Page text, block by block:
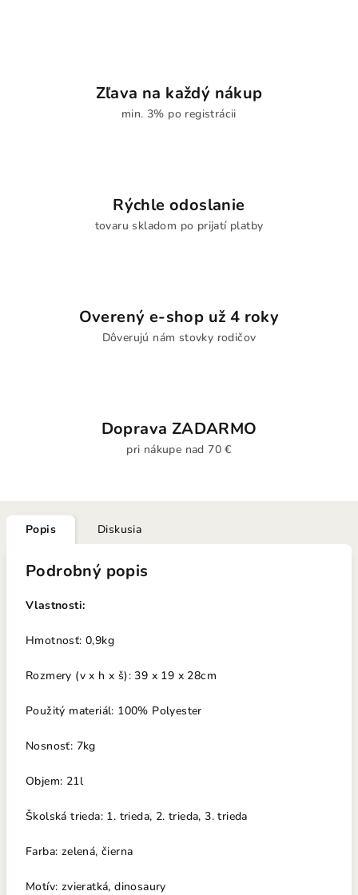
Zľava na každý nákup
min. 3% po registrácii
Rýchle odoslanie
tovaru skladom po prijatí platby
Overený e-shop už 4 roky
Dôverujú nám stovky rodičov
Doprava ZADARMO
pri nákupe nad 70 €
Popis Diskusia
Podrobný popis
Vlastnosti:
Hmotnosť: 0,9kg
Rozmery (v x h x š): 39 x 19 x 28cm
Použitý materiál: 100% Polyester
Nosnosť: 7kg
Objem: 21l
Školská trieda: 1. trieda, 2. trieda, 3. trieda
Farba: zelená, čierna
Motív: zvieratká, dinosaury